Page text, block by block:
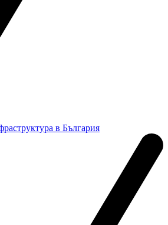
в България